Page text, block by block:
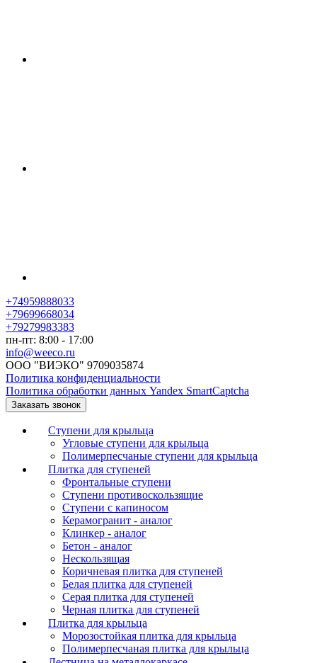
+74959888033
+79699668034
+79279983383
пн-пт: 8:00 - 17:00
info@weeco.ru
ООО "ВИЭКО" 9709035874
Политика конфиденциальности
Политика обработки данных Yandex SmartCaptcha
Заказать звонок
Ступени для крыльца
Угловые ступени для крыльца
Полимерпесчаные ступени для крыльца
Плитка для ступеней
Фронтальные ступени
Ступени противоскользящие
Ступени с капиносом
Керамогранит - аналог
Клинкер - аналог
Бетон - аналог
Нескользящая
Коричневая плитка для ступеней
Белая плитка для ступеней
Серая плитка для ступеней
Черная плитка для ступеней
Плитка для крыльца
Морозостойкая плитка для крыльца
Полимерпесчаная плитка для крыльца